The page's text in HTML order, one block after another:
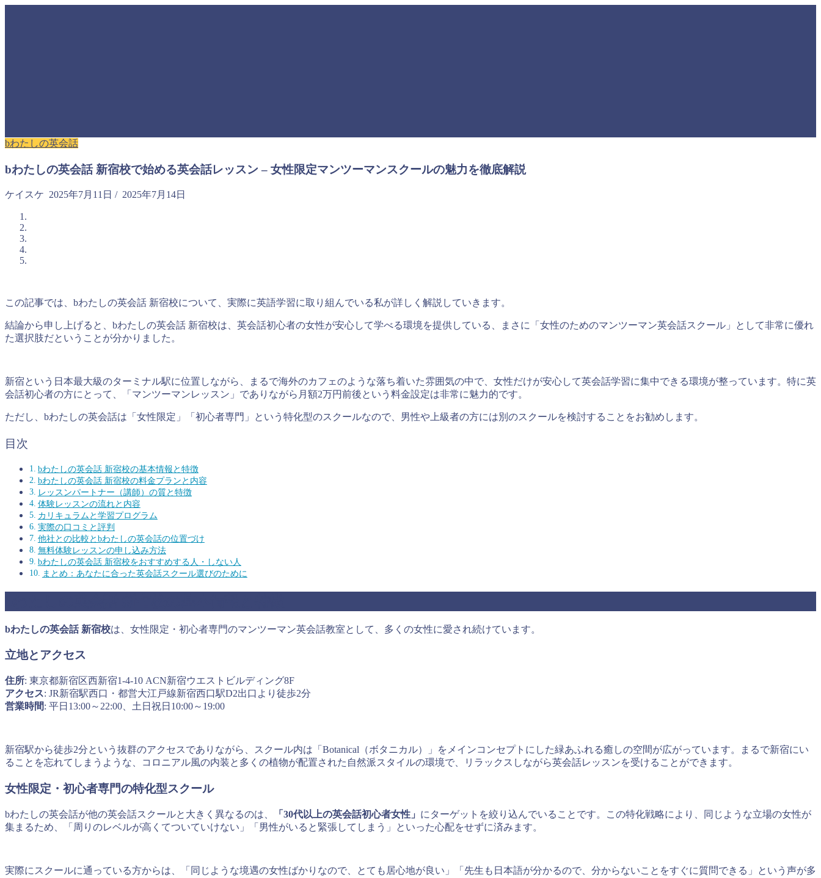
bわたしの英会話
bわたしの英会話 新宿校で始める英会話レッスン – 女性限定マンツーマンスクールの魅力を徹底解説
ケイスケ 2025年7月11日 / 2025年7月14日
この記事では、bわたしの英会話 新宿校について、実際に英語学習に取り組んでいる私が詳しく解説していきます。
結論から申し上げると、bわたしの英会話 新宿校は、英会話初心者の女性が安心して学べる環境を提供している、まさに「女性のためのマンツーマン英会話スクール」として非常に優れ
た選択肢だということが分かりました。
新宿という日本最大級のターミナル駅に位置しながら、まるで海外のカフェのような落ち着いた雰囲気の中で、女性だけが安心して英会話学習に集中できる環境が整っています。特に英
会話初心者の方にとって、「マンツーマンレッスン」でありながら月額2万円前後という料金設定は非常に魅力的です。
ただし、bわたしの英会話は「女性限定」「初心者専門」という特化型のスクールなので、男性や上級者の方には別のスクールを検討することをお勧めします。
目次
bわたしの英会話 新宿校の基本情報と特徴
bわたしの英会話 新宿校の料金プランと内容
レッスンパートナー（講師）の質と特徴
体験レッスンの流れと内容
カリキュラムと学習プログラム
実際の口コミと評判
他社との比較とbわたしの英会話の位置づけ
無料体験レッスンの申し込み方法
bわたしの英会話 新宿校をおすすめする人・しない人
まとめ：あなたに合った英会話スクール選びのために
bわたしの英会話 新宿校は、女性限定・初心者専門のマンツーマン英会話教室として、多くの女性に愛され続けています。
立地とアクセス
住所: 東京都新宿区西新宿1-4-10 ACN新宿ウエストビルディング8F
アクセス: JR新宿駅西口・都営大江戸線新宿西口駅D2出口より徒歩2分
営業時間: 平日13:00～22:00、土日祝日10:00～19:00
新宿駅から徒歩2分という抜群のアクセスでありながら、スクール内は「Botanical（ボタニカル）」をメインコンセプトにした緑あふれる癒しの空間が広がっています。まるで新宿にい
ることを忘れてしまうような、コロニアル風の内装と多くの植物が配置された自然派スタイルの環境で、リラックスしながら英会話レッスンを受けることができます。
女性限定・初心者専門の特化型スクール
bわたしの英会話が他の英会話スクールと大きく異なるのは、 「30代以上の英会話初心者女性」 にターゲットを絞り込んでいることです。この特化戦略により、同じような立場の女性が
集まるため、「周りのレベルが高くてついていけない」「男性がいると緊張してしまう」といった心配をせずに済みます。
実際にスクールに通っている方からは、「同じような境遇の女性ばかりなので、とても居心地が良い」「先生も日本語が分かるので、分からないことをすぐに質問できる」という声が多